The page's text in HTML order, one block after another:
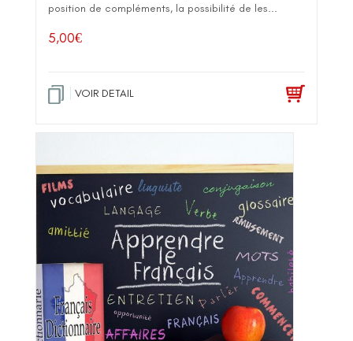
position de compléments, la possibilité de les...
5,00€
VOIR DETAIL